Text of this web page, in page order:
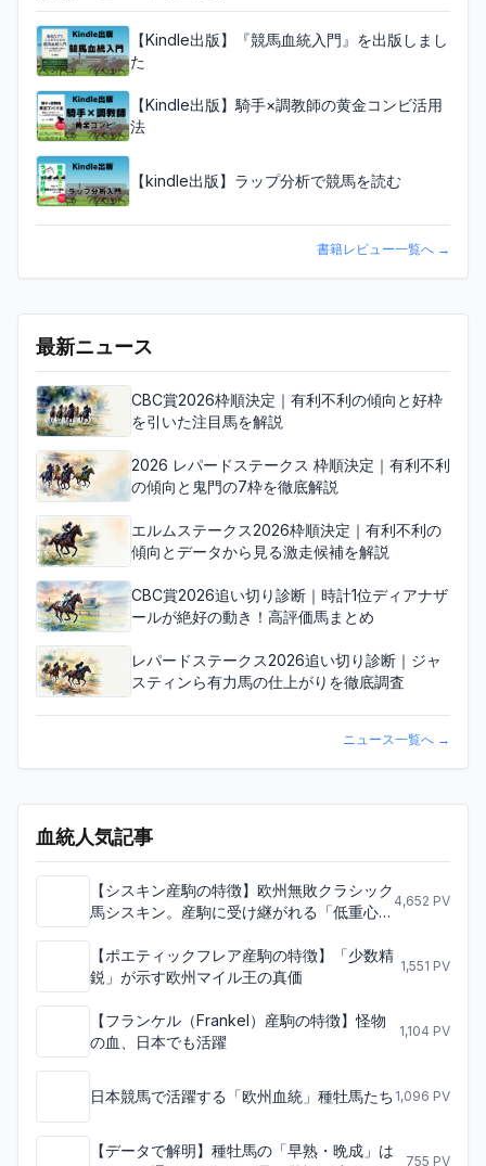
【Kindle出版】『競馬血統入門』を出版しまし
た
【Kindle出版】騎手×調教師の黄金コンビ活用
法
【kindle出版】ラップ分析で競馬を読む
書籍レビュー一覧へ →
最新ニュース
CBC賞2026枠順決定｜有利不利の傾向と好枠
を引いた注目馬を解説
2026 レパードステークス 枠順決定｜有利不利
の傾向と鬼門の7枠を徹底解説
エルムステークス2026枠順決定｜有利不利の
傾向とデータから見る激走候補を解説
CBC賞2026追い切り診断｜時計1位ディアナザ
ールが絶好の動き！高評価馬まとめ
レパードステークス2026追い切り診断｜ジャ
スティンら有力馬の仕上がりを徹底調査
ニュース一覧へ →
血統人気記事
【シスキン産駒の特徴】欧州無敗クラシック
馬シスキン。産駒に受け継がれる「低重心の
4,652 PV
【ポエティックフレア産駒の特徴】「少数精
鋭」が示す欧州マイル王の真価
1,551 PV
【フランケル（Frankel）産駒の特徴】怪物
の血、日本でも活躍
1,104 PV
日本競馬で活躍する「欧州血統」種牡馬たち 1,096 PV
【データで解明】種牡馬の「早熟・晩
755 PV